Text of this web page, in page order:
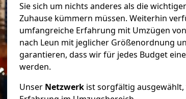
Sie sich um nichts anderes als die
Zuhause kümmern müssen. Weiterhin
umfangreiche Erfahrung mit Umzügen
nach Leun mit jeglicher Größenordnung
garantieren, dass wir für jedes Budget
werden.
Unser Netzwerk ist sorgfältig ausgewählt,